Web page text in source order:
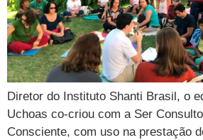
Diretor do Instituto Shanti Brasil, o
Uchoas co-criou com a Ser
Consciente, com uso na prestação